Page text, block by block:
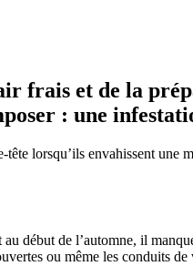
frais et de la
: une
lorsqu’ils envahissent
début de l’automne, il
ou même les conduits